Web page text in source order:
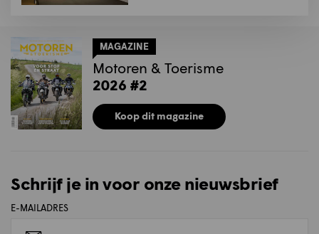
MAGAZINE
Motoren & Toerisme
2026 #2
Koop dit magazine
Schrijf je in voor onze nieuwsbrief
E-MAILADRES